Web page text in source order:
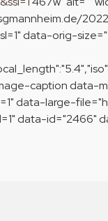
data-orig-
caption data-
data-large-
data-id="2466"